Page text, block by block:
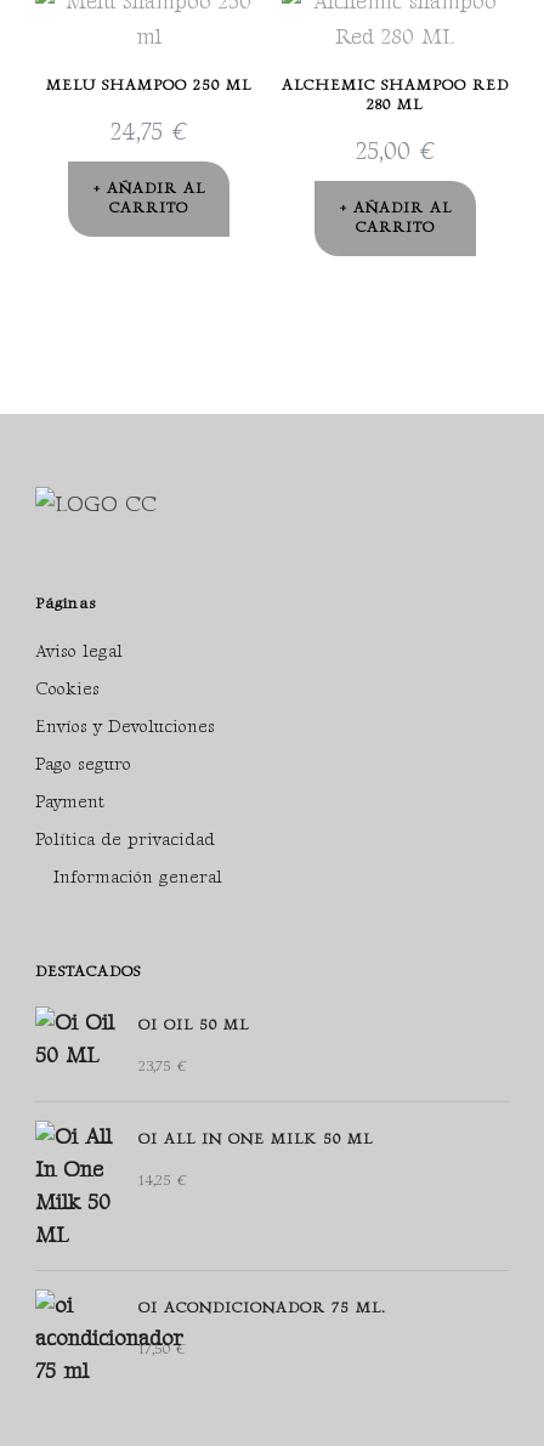
MELU SHAMPOO 250 ML
24,75 €
AÑADIR AL
CARRITO
ALCHEMIC SHAMPOO RED
280 ML
25,00 €
AÑADIR AL
CARRITO
Páginas
Aviso legal
Cookies
Envíos y Devoluciones
Pago seguro
Payment
Política de privacidad
Información general
DESTACADOS
OI OIL 50 ML
23,75 €
OI ALL IN ONE MILK 50 ML
14,25 €
OI ACONDICIONADOR 75 ML.
17,50€